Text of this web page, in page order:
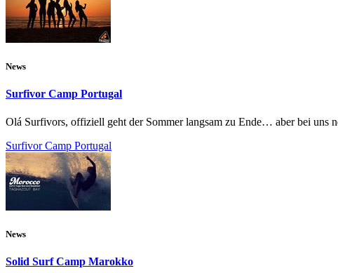
News
Surfivor Camp Portugal
Olá Surfivors, offiziell geht der Sommer langsam zu Ende… aber bei uns
Surfivor Camp Portugal
News
Solid Surf Camp Marokko